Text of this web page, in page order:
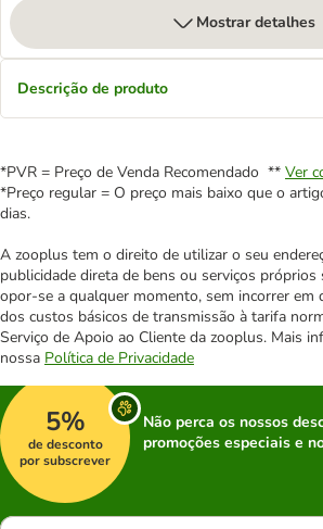
Mostrar detalhes
Descrição de produto
*PVR = Preço de Venda Recomendado ** Ver
*Preço regular = O preço mais baixo que o
dias.
A zooplus tem o direito de utilizar o seu
publicidade direta de bens ou serviços próprios
opor-se a qualquer momento, sem incorrer em
dos custos básicos de transmissão à tarifa
Serviço de Apoio ao Cliente da zooplus. Mais
nossa Política de Privacidade
5%
de desconto
por subscrever
Não perca os nossos
promoções especiais e